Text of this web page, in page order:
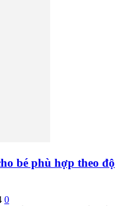
bé phù hợp theo độ
0